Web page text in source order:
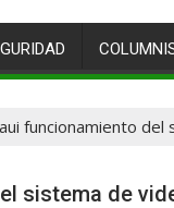
funcionamiento del
sistema de